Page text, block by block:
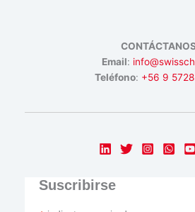
Email:
Teléfono: +56 9
Suscribirse